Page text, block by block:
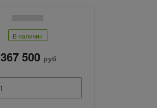
В наличии
367 500 руб